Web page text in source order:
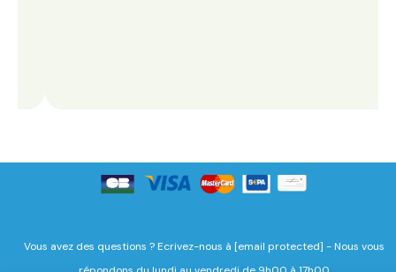
Vous avez des questions ? Ecrivez-nous à [email protected] - Nous vous